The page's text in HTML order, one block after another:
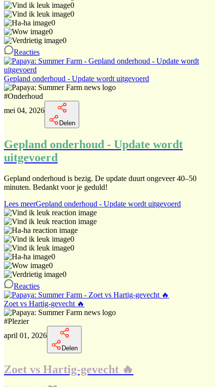
0
0
0
0
0
Reacties
Gepland onderhoud - Update wordt uitgevoerd
#Onderhoud
mei 04, 2026
Delen
Gepland onderhoud - Update wordt
uitgevoerd
Gepland onderhoud is bezig. De update duurt ongeveer 40–50
minuten. Bedankt voor je geduld!
Lees meerGepland onderhoud - Update wordt uitgevoerd
0
0
0
0
0
Reacties
Zoet vs Hartig-gevecht 🔥
#Plezier
april 01, 2026
Delen
Zoet vs Hartig-gevecht 🔥